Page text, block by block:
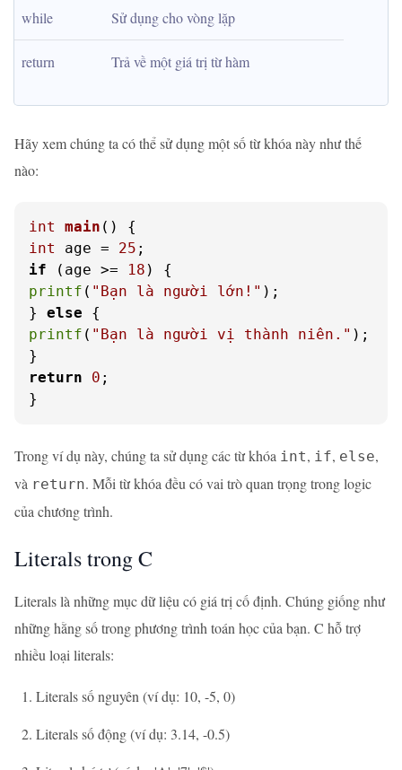
while Sử dụng cho vòng lặp
return Trả về một giá trị từ hàm
Hãy xem chúng ta có thể sử dụng một số từ khóa này như thế
nào:
int main ()
int
age = 25
if (age >= 18
printf ( "Bạn là người lớn!" );
} else
printf ( "Bạn là người vị thành niên." );
return
0 ;
}
Trong ví dụ này, chúng ta sử dụng các từ khóa int, if, else,
và return. Mỗi từ khóa đều có vai trò quan trọng trong logic
của chương trình.
Literals trong C
Literals là những mục dữ liệu có giá trị cố định. Chúng giống như
những hằng số trong phương trình toán học của bạn. C hỗ trợ
nhiều loại literals:
Literals số nguyên (ví dụ: 10, -5, 0)
Literals số động (ví dụ: 3.14, -0.5)